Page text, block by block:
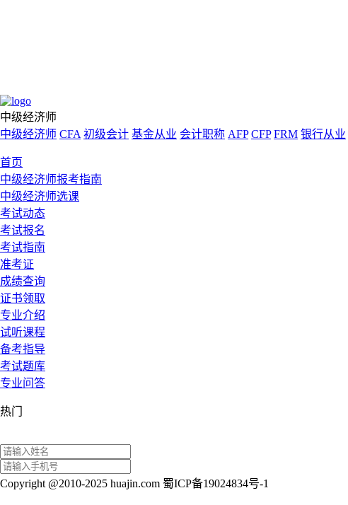
中级经济师
中级经济师 CFA 初级会计 基金从业 会计职称 AFP CFP FRM 银行从业
首页
中级经济师报考指南
中级经济师选课
考试动态
考试报名
考试指南
准考证
成绩查询
证书领取
专业介绍
试听课程
备考指导
考试题库
专业问答
热门
Copyright @2010-2025 huajin.com 蜀ICP备19024834号-1